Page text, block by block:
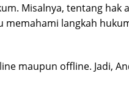
Misalnya, tentang hak
langkah
maupun offline. Jadi,